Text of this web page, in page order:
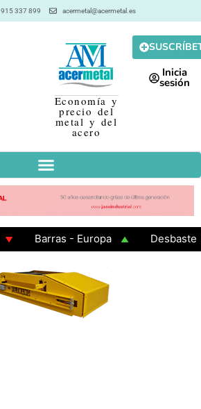
915 337 899 acermetal@acermetal.es
Economía y
precio del
metal y del
acero
Inicia
sesión
Barras - Europa
Desbaste -